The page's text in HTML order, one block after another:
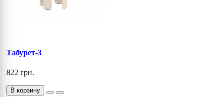
Табурет-3
822 грн.
В корзину